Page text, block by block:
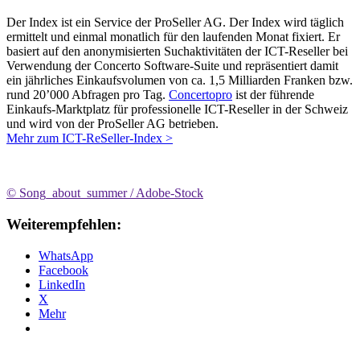
Der Index ist ein Service der ProSeller AG. Der Index wird täglich
ermittelt und einmal monatlich für den laufenden Monat fixiert. Er
basiert auf den anonymisierten Suchaktivitäten der ICT-Reseller bei
Verwendung der Concerto Software-Suite und repräsentiert damit
ein jährliches Einkaufsvolumen von ca. 1,5 Milliarden Franken bzw.
rund 20’000 Abfragen pro Tag. Concertopro ist der führende
Einkaufs-Marktplatz für professionelle ICT-Reseller in der Schweiz
und wird von der ProSeller AG betrieben.
Mehr zum ICT-ReSeller-Index >
© Song_about_summer / Adobe-Stock
Weiterempfehlen:
WhatsApp
Facebook
LinkedIn
X
Mehr